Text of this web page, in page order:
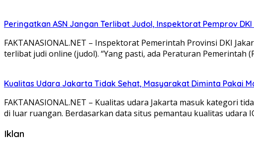
Peringatkan ASN Jangan Terlibat Judol, Inspektorat Pemprov
FAKTANASIONAL.NET – Inspektorat Pemerintah Provinsi DKI
terlibat judi online (judol). “Yang pasti, ada Peraturan Pemerintah
Kualitas Udara Jakarta Tidak Sehat, Masyarakat Diminta Pakai
FAKTANASIONAL.NET – Kualitas udara Jakarta masuk kategori
di luar ruangan. Berdasarkan data situs pemantau kualitas udara
Iklan